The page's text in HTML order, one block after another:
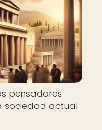
pensadores
sociedad actual